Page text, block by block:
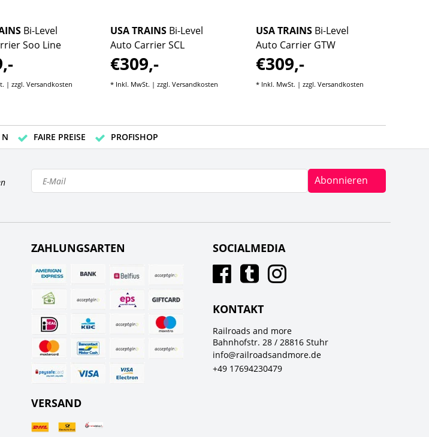
Bi-Level
Soo Line
| zzgl. Versandkosten
USA TRAINS Bi-Level
Auto Carrier SCL
€309,-
* Inkl. MwSt. | zzgl. Versandkosten
USA TRAINS Bi-Level
Auto Carrier GTW
€309,-
* Inkl. MwSt. | zzgl. Versandkosten
N FAIRE PREISE PROFISHOP
Abonnieren
ZAHLUNGSARTEN
VERSAND
SOCIALMEDIA
KONTAKT
Railroads and more
Bahnhofstr. 28 / 28816 Stuhr
info@railroadsandmore.de
+49 17694230479